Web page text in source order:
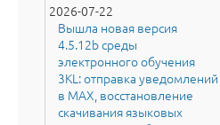
2026-07-22
Вышла новая версия
4.5.12b среды
электронного обучения
3KL: отправка уведомлений
в MAX, восстановление
скачивания языковых